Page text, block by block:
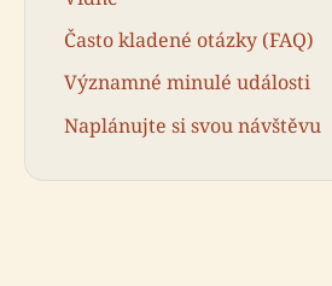
Často kladené otázky (FAQ)
Významné minulé události
Naplánujte si svou návštěvu